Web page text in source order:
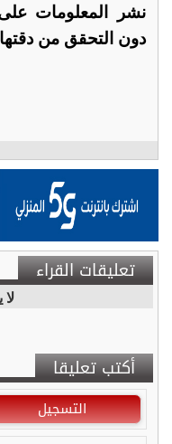
نشر المعلومات
دون التحقق من دقتها.
تعليقات القراء
أكتب تعليقا
التسجيل